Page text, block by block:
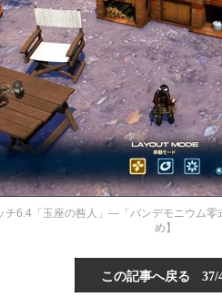
チ6.4「玉座の咎人」―「パンデモニウム
め】
この記事へ戻る 37/